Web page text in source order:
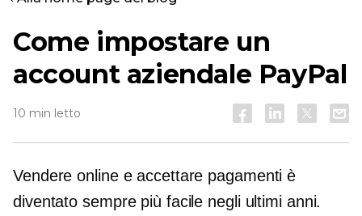
Come impostare un
account aziendale PayPal
10 min letto
Vendere online e accettare pagamenti è
diventato sempre più facile negli ultimi anni.